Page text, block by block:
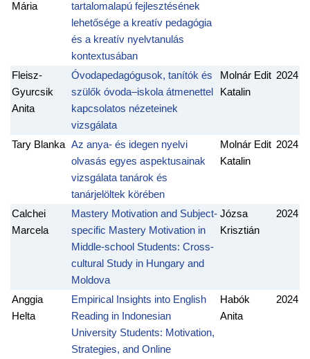
Mária
tartalomalapú fejlesztésének
lehetősége a kreatív pedagógia
és a kreatív nyelvtanulás
kontextusában
Fleisz-
Gyurcsik
Anita
Óvodapedagógusok, tanítók és
szülők óvoda–iskola átmenettel
kapcsolatos nézeteinek
vizsgálata
Molnár Edit
Katalin
2024
Tary Blanka Az anya- és idegen nyelvi
olvasás egyes aspektusainak
vizsgálata tanárok és
tanárjelöltek körében
Molnár Edit
Katalin
2024
Calchei
Marcela
Mastery Motivation and Subject-
specific Mastery Motivation in
Middle-school Students: Cross-
cultural Study in Hungary and
Moldova
Józsa
Krisztián
2024
Anggia
Helta
Empirical Insights into English
Reading in Indonesian
University Students: Motivation,
Strategies, and Online
Habók
Anita
2024